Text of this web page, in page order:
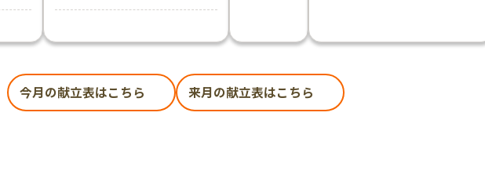
今月の献立表はこちら 来月の献立表はこちら